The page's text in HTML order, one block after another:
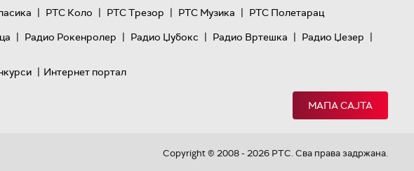
| РТС Коло | РТС Трезор | РТС Музика | РТС Полетарац
| Радио Рокенролер | Радио Џубокс | Радио Вртешка | Радио Џезер |
| Интернет портал
МАПА САЈТА
Copyright © 2008 - 2026 РТС. Сва права задржана.